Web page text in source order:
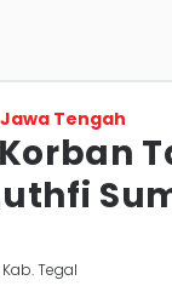
Jawa Tengah
Kab. Tegal